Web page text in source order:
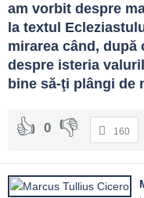
am vorbit despre
la textul
mirarea când, după
despre isteria
bine să-ţi plângi de
0 160